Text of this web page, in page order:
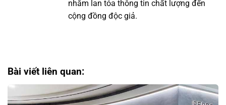
nhằm lan tỏa thông tin chất lượng đến
cộng đồng độc giả.
Bài viết liên quan: